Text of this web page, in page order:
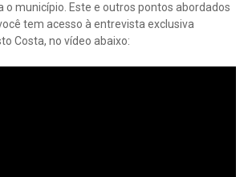
o município. Este e outros pontos abordados
tem acesso à entrevista exclusiva
Costa, no vídeo abaixo: